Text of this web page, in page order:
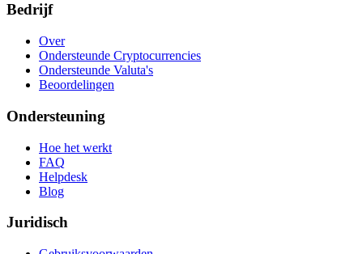
Bedrijf
Over
Ondersteunde Cryptocurrencies
Ondersteunde Valuta's
Beoordelingen
Ondersteuning
Hoe het werkt
FAQ
Helpdesk
Blog
Juridisch